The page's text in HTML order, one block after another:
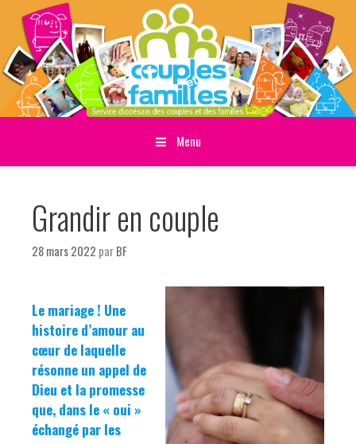
Menu
Grandir en couple
28 mars 2022 parBF
Le mariage ! Une
histoire d’amour au
cœur de laquelle
résonne un appel de
Dieu et la promesse
que, dans le « oui »
échangé par les